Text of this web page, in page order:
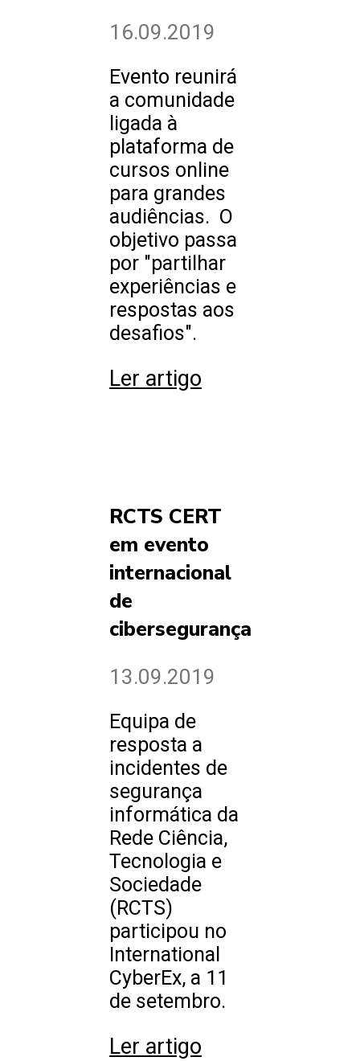
16.09.2019
Evento reunirá
a comunidade
ligada à
plataforma de
cursos online
para grandes
audiências. O
objetivo passa
por "partilhar
experiências e
respostas aos
desafios".
Ler artigo
RCTS CERT
em evento
internacional
de
cibersegurança
13.09.2019
Equipa de
resposta a
incidentes de
segurança
informática da
Rede Ciência,
Tecnologia e
Sociedade
(RCTS)
participou no
International
CyberEx, a 11
de setembro.
Ler artigo